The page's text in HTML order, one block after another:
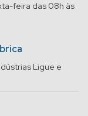
feira das 08h às
Ligue e